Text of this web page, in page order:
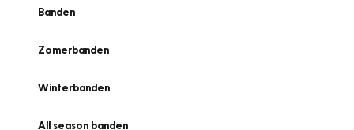
Banden
Zomerbanden
Winterbanden
All season banden